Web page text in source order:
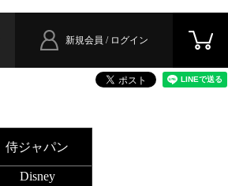
新規会員 / ログイン
侍ジャパン
Disney